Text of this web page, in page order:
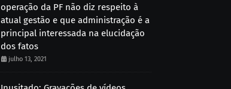
operação da PF não diz respeito à
atual gestão e que administração é a
principal interessada na elucidação
dos fatos
julho 13, 2021